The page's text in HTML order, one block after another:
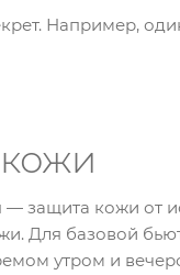
Например,
— защита кожи от
Для базовой
утром и